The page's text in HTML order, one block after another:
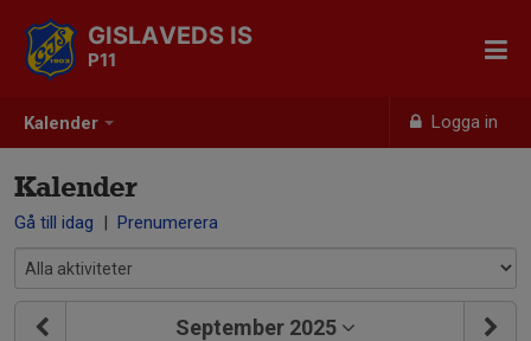
Kalender Logga in
GISLAVEDS IS
P11
Kalender
Gå till idag | Prenumerera
September 2025